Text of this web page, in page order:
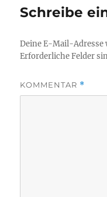
Schreibe
Deine E-Mail-
Erforderliche Felder
KOMMENTAR *